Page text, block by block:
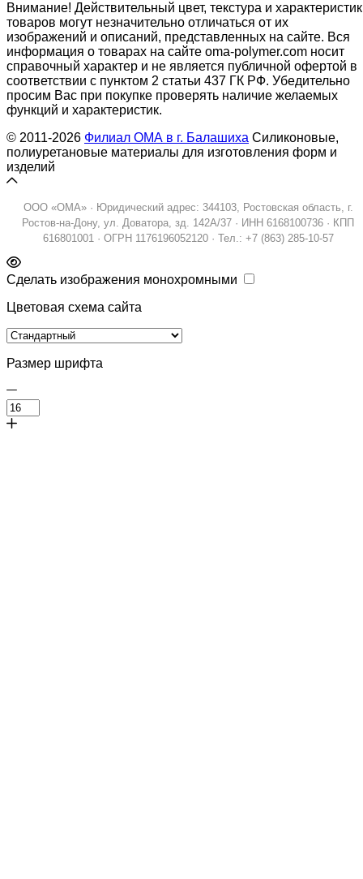
Внимание! Действительный цвет, текстура и
товаров могут незначительно отличаться от их
изображений и описаний, представленных на сайте. Вся
информация о товарах на сайте oma-polymer.com носит
справочный характер и не является публичной офертой в
соответствии с пунктом 2 статьи 437 ГК РФ. Убедительно
просим Вас при покупке проверять наличие желаемых
функций и характеристик.
© 2011-2026 Филиал ОМА в г. Балашиха Силиконовые,
полиуретановые материалы для изготовления форм и
изделий
ООО «ОМА» · Юридический адрес: 344103, Ростовская область, г.
Ростов-на-Дону, ул. Доватора, зд. 142А/37 · ИНН 6168100736 · КПП
616801001 · ОГРН 1176196052120 · Тел.: +7 (863) 285-10-57
Сделать изображения монохромными
Цветовая схема сайта
Размер шрифта